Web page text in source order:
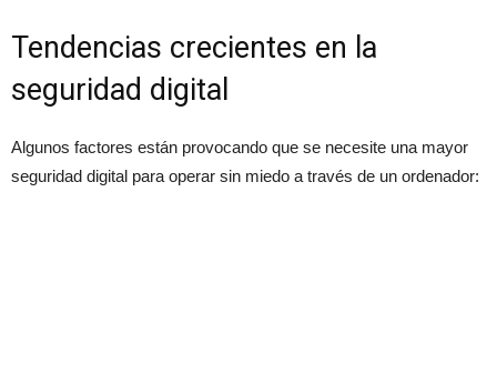
Tendencias crecientes en la
seguridad digital
Algunos factores están provocando que se necesite una mayor
seguridad digital para operar sin miedo a través de un ordenador: